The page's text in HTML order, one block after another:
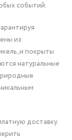
событий.
из
и покрыты
натуральные
доставку